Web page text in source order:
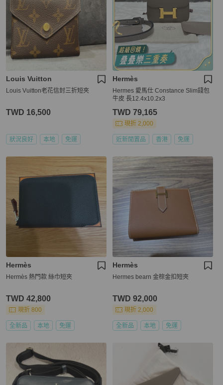
Louis Vuitton
Louis Vuitton老花信封三折短夾
TWD 16,500
狀況良好 本地 免運
Hermès
Hermes 愛馬仕 Constance Slim錢包
牛皮 長12.4x10.2x3
TWD 79,165
現折 2,000
近新閒置品 香港 免運
Hermès
Hermès 熱門款 絲巾短夾
TWD 42,800
現折 800
全新品 本地 免運
Hermès
Hermes bearn 金棕金扣短夾
TWD 92,000
現折 2,000
全新品 本地 免運